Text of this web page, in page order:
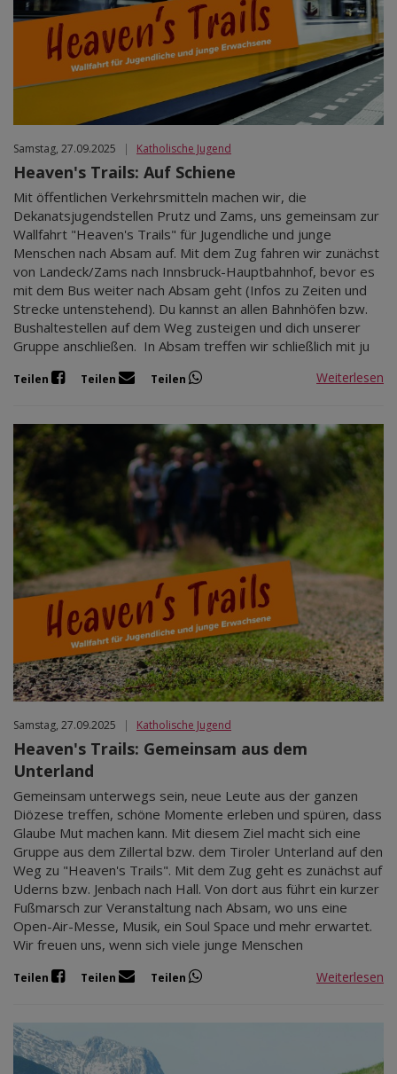
Samstag, 27.09.2025 | Katholische Jugend
Heaven's Trails: Auf Schiene
Mit öffentlichen Verkehrsmitteln machen wir, die
Dekanatsjugendstellen Prutz und Zams, uns gemeinsam zur
Wallfahrt "Heaven's Trails" für Jugendliche und junge
Menschen nach Absam auf. Mit dem Zug fahren wir zunächst
von Landeck/Zams nach Innsbruck-Hauptbahnhof, bevor es
mit dem Bus weiter nach Absam geht (Infos zu Zeiten und
Strecke untenstehend). Du kannst an allen Bahnhöfen bzw.
Bushaltestellen auf dem Weg zusteigen und dich unserer
Gruppe anschließen. In Absam treffen wir schließlich mit ju
Teilen Teilen Teilen Weiterlesen
Samstag, 27.09.2025 | Katholische Jugend
Heaven's Trails: Gemeinsam aus dem
Unterland
Gemeinsam unterwegs sein, neue Leute aus der ganzen
Diözese treffen, schöne Momente erleben und spüren, dass
Glaube Mut machen kann. Mit diesem Ziel macht sich eine
Gruppe aus dem Zillertal bzw. dem Tiroler Unterland auf den
Weg zu "Heaven's Trails". Mit dem Zug geht es zunächst auf
Uderns bzw. Jenbach nach Hall. Von dort aus führt ein kurzer
Fußmarsch zur Veranstaltung nach Absam, wo uns eine
Open-Air-Messe, Musik, ein Soul Space und mehr erwartet.
Wir freuen uns, wenn sich viele junge Menschen
Teilen Teilen Teilen Weiterlesen